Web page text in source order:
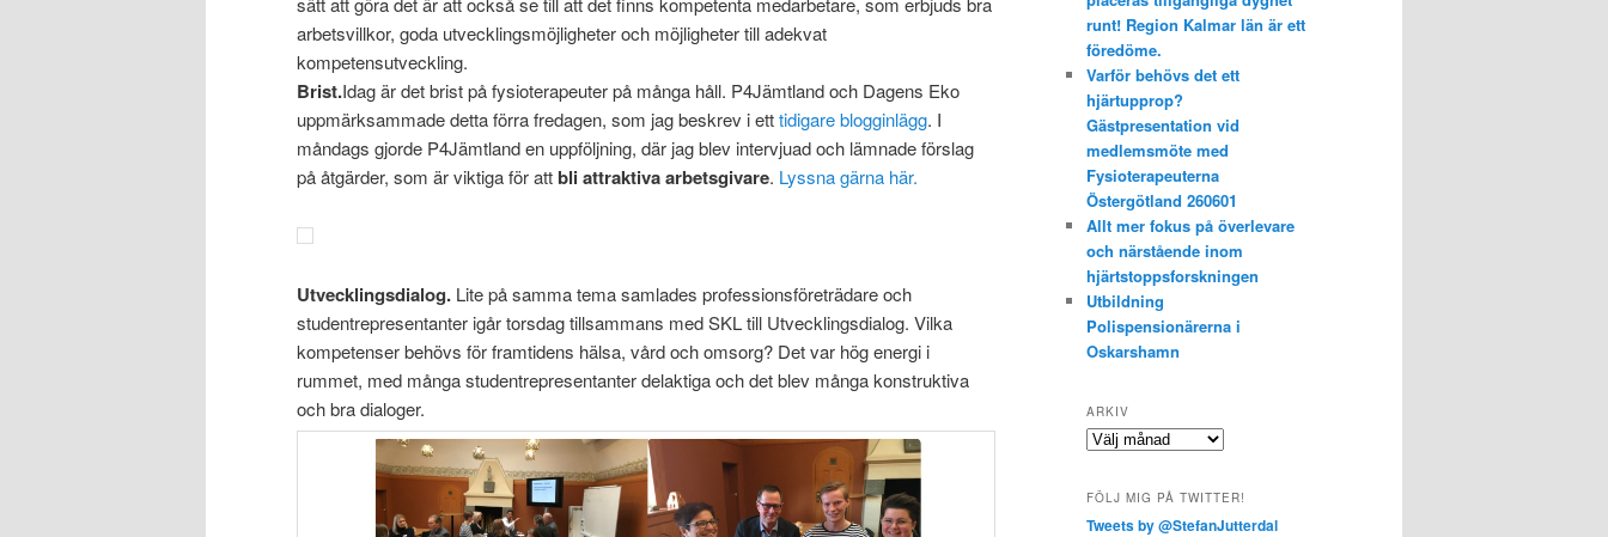
arbetsvillkor, goda utvecklingsmöjligheter och möjligheter till adekvat
kompetensutveckling.
Brist.Idag är det brist på fysioterapeuter på många håll. P4Jämtland och Dagens Eko
uppmärksammade detta förra fredagen, som jag beskrev i etttidigare blogginlägg. I
måndags gjorde P4Jämtland en uppföljning, där jag blev intervjuad och lämnade förslag
på åtgärder, som är viktiga för attbli attraktiva arbetsgivare. Lyssna gärna här.
Utvecklingsdialog. Lite på samma tema samlades professionsföreträdare och
studentrepresentanter igår torsdag tillsammans med SKL till Utvecklingsdialog. Vilka
kompetenser behövs för framtidens hälsa, vård och omsorg? Det var hög energi i
rummet, med många studentrepresentanter delaktiga och det blev många konstruktiva
och bra dialoger.
runt! Region Kalmar län är ett
föredöme.
Varför behövs det ett
hjärtupprop?
Gästpresentation vid
medlemsmöte med
Fysioterapeuterna
Östergötland 260601
Allt mer fokus på överlevare
och närstående inom
hjärtstoppsforskningen
Utbildning
Polispensionärerna i
Oskarshamn
ARKIV
Arkiv
FÖLJ MIG PÅ TWITTER!
Tweets by @StefanJutterdal